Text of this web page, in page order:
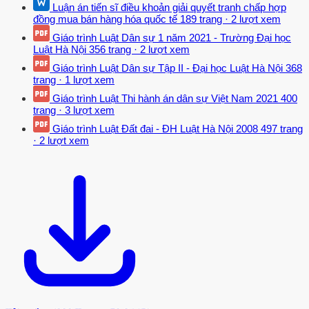
nước nhưng chi ở mức độ nhất định theo phương thức “thị trường
nhiều hơn, nhà nước ít hơn” hay “nhà nước tối thiểu”. Chủ nghĩa tự
do kinh tế mới được thể hiện tập trung ở một số trường phái như
trọng tiền hiện đại, trọng cung, kinh tế vĩ mô dự kiến hợp lí, kinh tế
thị trường xã hội. Lí thuyết kinh tế thị trường xã hội đề cao nguyên
tắc cạnh tranh, khẳng định không có cạnh tranh thì không có nền
kinh tế thị trường xã hội nhưng cạnh tranh chỉ có hiệu quả khi có sự
bảo hộ và hỗ trợ của nhà nước.
Lí thuyết kinh tế thị trường xã hội cũng vạch rõ những nguy cơ đe
trợ); Thứ hai, sự can thiệp phải tương hợp với thị trường.284] Khác
với lí thuyết về nền kinh tế thị trường của người Đức, trường phái
thể chế mới ở Mỹ lại đề cao tư tưởng về sự can thiệp của nhà nước
vào nền kinh tế. Galbraith quan niệm chính sách buông thả tự do từ
Luận án tiến sĩ điều khoản giải quyết tranh chấp hợp
đồng mua bán hàng hóa quốc tế 189 trang · 2 lượt xem
Giáo trình Luật Dân sự 1 năm 2021 - Trường Đại học
Luật Hà Nội 356 trang · 2 lượt xem
Giáo trình Luật Dân sự Tập II - Đại học Luật Hà Nội 368
trang · 1 lượt xem
Giáo trình Luật Thi hành án dân sự Việt Nam 2021 400
trang · 3 lượt xem
Giáo trình Luật Đất đai - ĐH Luật Hà Nội 2008 497 trang
· 2 lượt xem